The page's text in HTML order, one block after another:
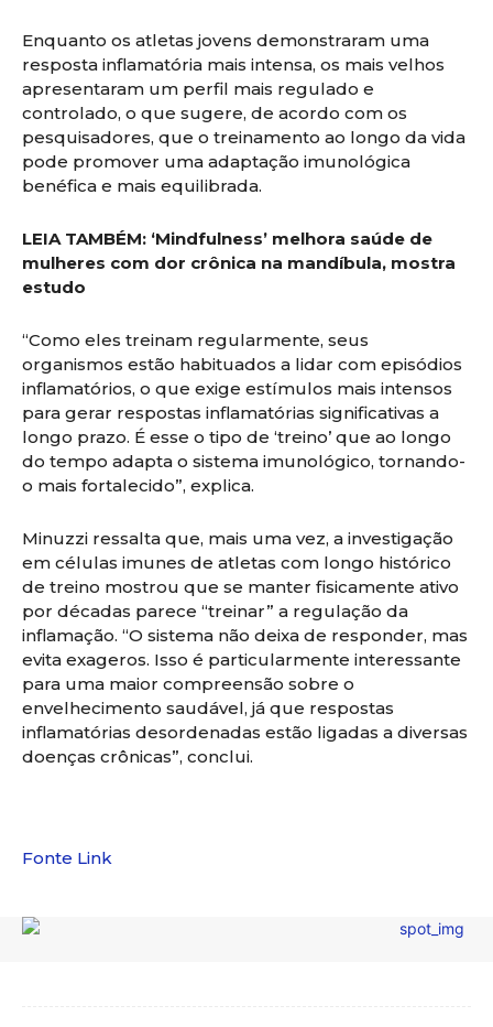
Enquanto os atletas jovens demonstraram uma
resposta inflamatória mais intensa, os mais velhos
apresentaram um perfil mais regulado e
controlado, o que sugere, de acordo com os
pesquisadores, que o treinamento ao longo da vida
pode promover uma adaptação imunológica
benéfica e mais equilibrada.
LEIA TAMBÉM: ‘Mindfulness’ melhora saúde de
mulheres com dor crônica na mandíbula, mostra
estudo
“Como eles treinam regularmente, seus
organismos estão habituados a lidar com episódios
inflamatórios, o que exige estímulos mais intensos
para gerar respostas inflamatórias significativas a
longo prazo. É esse o tipo de ‘treino’ que ao longo
do tempo adapta o sistema imunológico, tornando-
o mais fortalecido”, explica.
Minuzzi ressalta que, mais uma vez, a investigação
em células imunes de atletas com longo histórico
de treino mostrou que se manter fisicamente ativo
por décadas parece “treinar” a regulação da
inflamação. “O sistema não deixa de responder, mas
evita exageros. Isso é particularmente interessante
para uma maior compreensão sobre o
envelhecimento saudável, já que respostas
inflamatórias desordenadas estão ligadas a diversas
doenças crônicas”, conclui.
Fonte Link